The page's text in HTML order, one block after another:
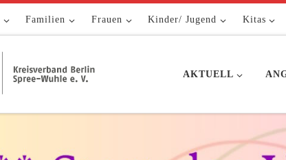
Familien Frauen Kinder/ Jugend Kitas
AKTUELL